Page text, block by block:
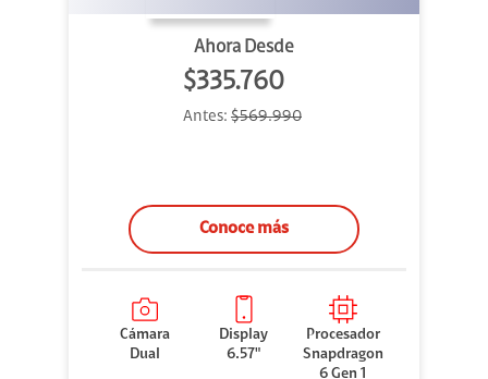
Ahora Desde
$335.760
Antes: $569.990
Conoce más
Cámara
Dual
Display
6.57"
Procesador
Snapdragon
6 Gen 1